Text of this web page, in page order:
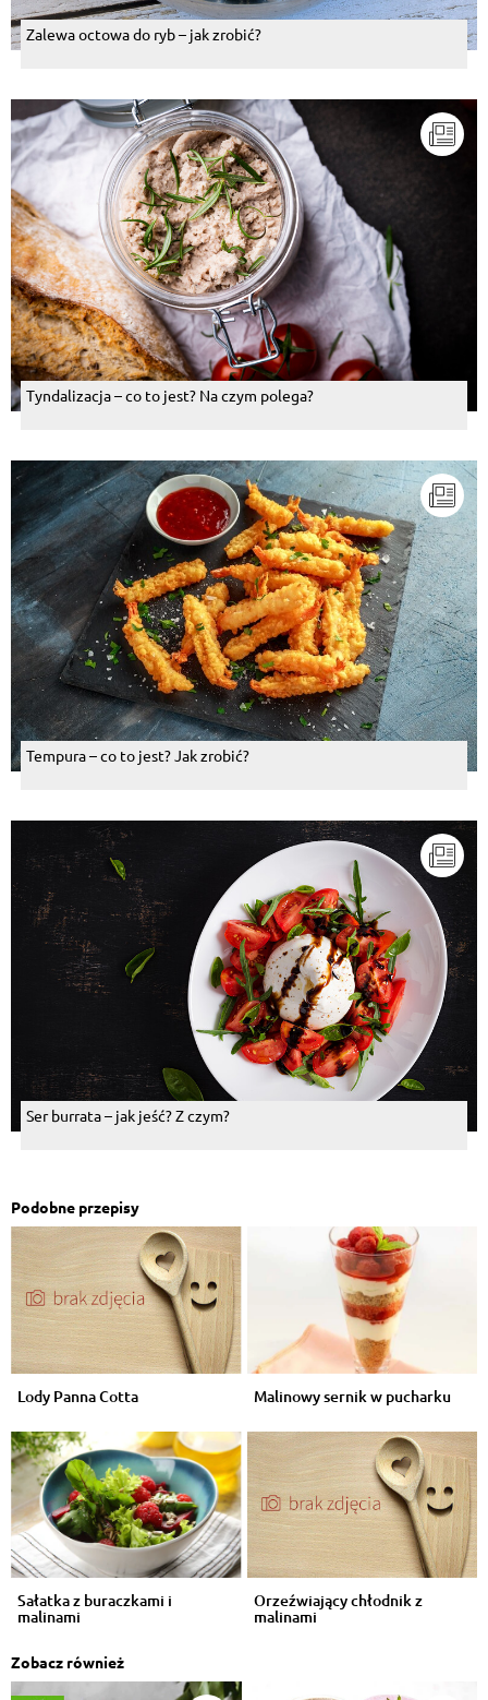
Zalewa octowa do ryb – jak zrobić?
Tyndalizacja – co to jest? Na czym polega?
Tempura – co to jest? Jak zrobić?
Ser burrata – jak jeść? Z czym?
Podobne przepisy
Lody Panna Cotta Malinowy sernik w pucharku
Sałatka z buraczkami i
malinami
Orzeźwiający chłodnik z
malinami
Zobacz również